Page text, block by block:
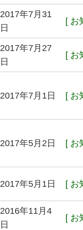
2017年7月31
日
[ お
2017年7月27
日
[ お
2017年7月1日 [ お
2017年5月2日 [ お
2017年5月1日 [ お
2016年11月4
日
[ お